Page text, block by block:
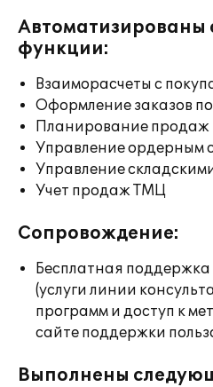
Автоматизированы
функции:
Взаиморасчеты с
Оформление заказов
Планирование продаж
Управление ордерным
Управление
Учет продаж ТМЦ
Сопровождение:
Бесплатная поддержка
(услуги линии
программ и доступ к
сайте поддержки
Выполнены